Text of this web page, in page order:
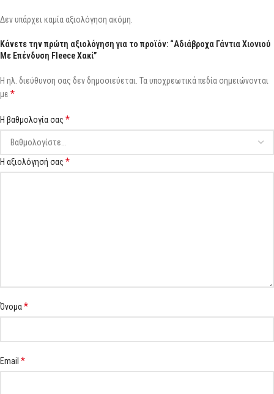
Δεν υπάρχει καμία αξιολόγηση ακόμη.
Κάνετε την πρώτη αξιολόγηση για το προϊόν: “Αδιάβροχα Γάντια Χιονιού
Με Επένδυση Fleece Χακί”
Η ηλ. διεύθυνση σας δεν δημοσιεύεται. Τα υποχρεωτικά πεδία σημειώνονται
με *
Η βαθμολογία σας *
Η αξιολόγησή σας *
Όνομα*
Email *